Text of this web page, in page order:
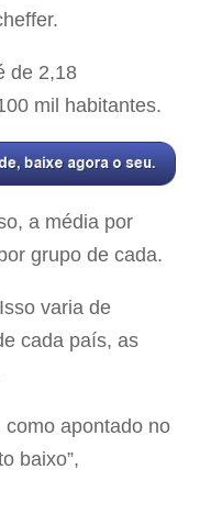
de 2,18
mil habitantes.
a média por
grupo de cada.
varia de
cada país, as
apontado no
baixo”,